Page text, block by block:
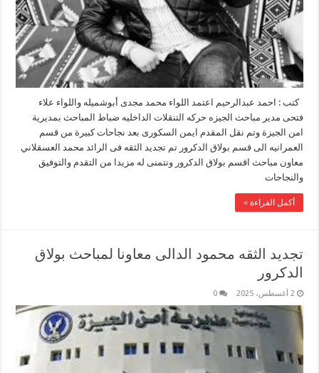
كتب : احمد عبدالرحيم اعتمد اللواء محمد مجدى أبوشميله واللواء علاء
فتحى مدير مباحث الجيزه حركه التنقلات الداخليه ضباط المباحث بمديرية
امن الجيزة وتم نقل المقدم ايمن السكورى بعد نجاحات كبيرة من قسم
العمرانيه الى قسم بولاق الدكرور تم تجديد الثقه فى الرائد محمد العسقلاني
معاون مباحث اقسم بولاق الدكرور ونتمنى له مزيدا من التقدم والتوفيق
والنجاحات
أكمل القراءة »
تجديد الثقه محمود الدالى معاونا لمباحث بولاق
الدكرور
2 أغسطس، 2025 0